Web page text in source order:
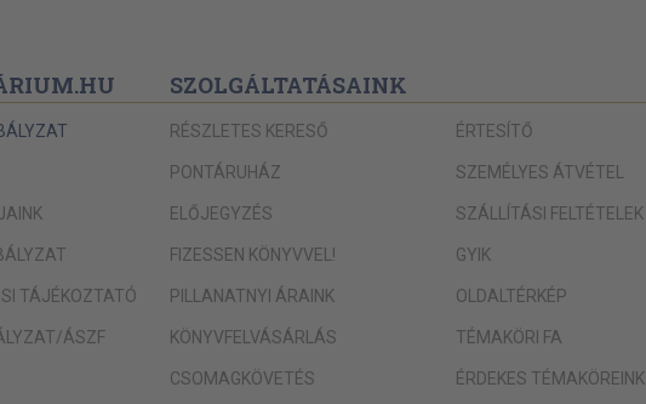
TÁJÉKOZTATÓ
ÁSZF
SZOLGÁLTATÁSAINK
RÉSZLETES KERESŐ
PONTÁRUHÁZ
ELŐJEGYZÉS
FIZESSEN KÖNYVVEL!
PILLANATNYI ÁRAINK
KÖNYVFELVÁSÁRLÁS
CSOMAGKÖVETÉS
ÉRTESÍTŐ
SZEMÉLYES ÁTVÉTEL
SZÁLLÍTÁSI FELTÉTELEK
GYIK
OLDALTÉRKÉP
TÉMAKÖRI FA
ÉRDEKES TÉMAKÖREINK